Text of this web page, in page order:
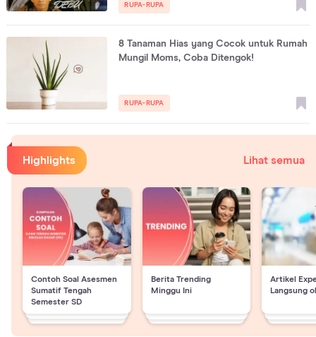
RUPA-RUPA
8 Tanaman Hias yang Cocok untuk Rumah
Mungil Moms, Coba Ditengok!
RUPA-RUPA
Highlights Lihat semua
Contoh Soal Asesmen
Sumatif Tengah
Semester SD
Berita Trending
Minggu Ini
Artikel
Langsung